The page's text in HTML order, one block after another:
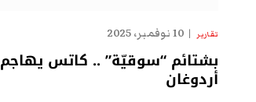
تقارير 10 نوفمبر، 2025
بشتائم “سوقيّة” .. كاتس يهاجم
أردوغان